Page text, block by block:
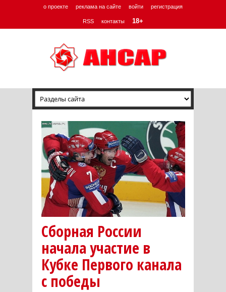
о проекте реклама на сайте войти регистрация
RSS контакты 18+
Сборная России
начала участие в
Кубке Первого канала
с победы